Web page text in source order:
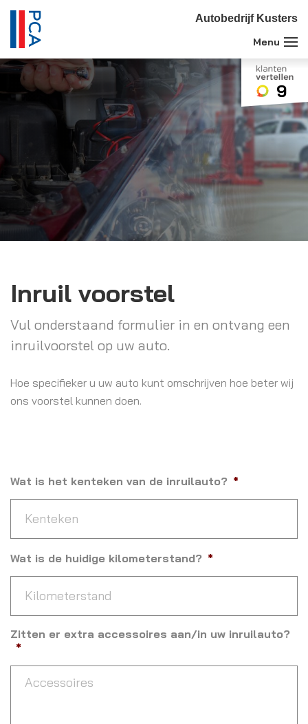
Autobedrijf Kusters
9
Inruil voorstel
Vul onderstaand formulier in en ontvang een
inruilvoorstel op uw auto.
Hoe specifieker u uw auto kunt omschrijven hoe beter wij
ons voorstel kunnen doen.
Wat is het kenteken van de inruilauto? *
Wat is de huidige kilometerstand? *
Zitten er extra accessoires aan/in uw inruilauto?
*